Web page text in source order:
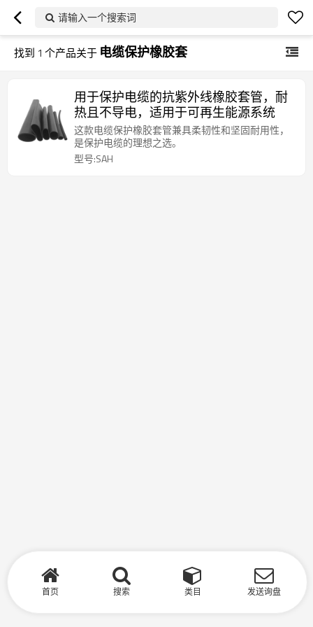
请输入一个搜索词
找到 1 个产品关于 电缆保护橡胶套
用于保护电缆的抗紫外线橡胶套管，耐
热且不导电，适用于可再生能源系统
这款电缆保护橡胶套管兼具柔韧性和坚固耐用性，
是保护电缆的理想之选。
型号:SAH
首页 搜索 类目 发送询盘